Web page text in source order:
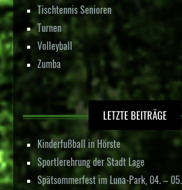
Tischtennis Senioren
Turnen
Volleyball
Zumba
LETZTE BEITRÄGE
Kinderfußball in Hörste
Sportlerehrung der Stadt Lage
Spätsommerfest im Luna-Park, 04. –